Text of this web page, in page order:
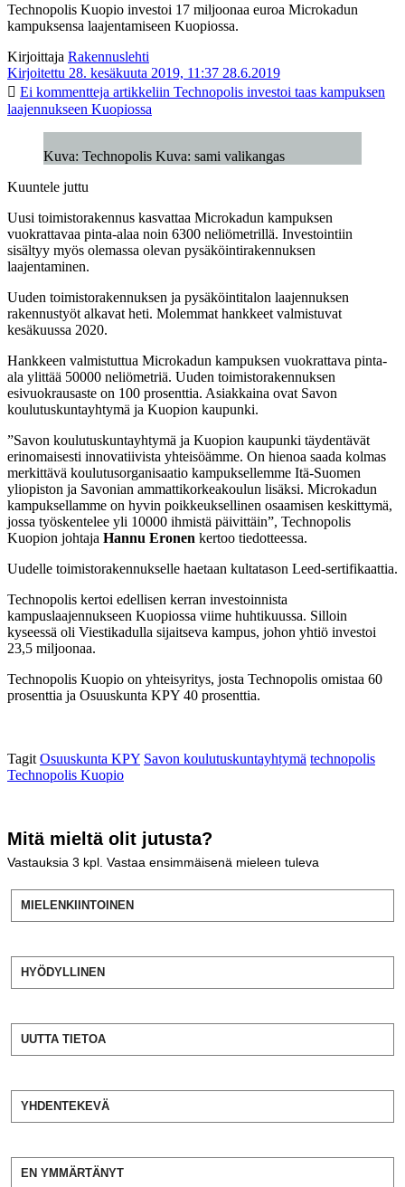
Technopolis Kuopio investoi 17 miljoonaa euroa Microkadun
kampuksensa laajentamiseen Kuopiossa.
Kirjoittaja Rakennuslehti
Kirjoitettu 28. kesäkuuta 2019, 11:37 28.6.2019
Ei kommentteja artikkeliin Technopolis investoi taas kampuksen
laajennukseen Kuopiossa
Kuva: Technopolis Kuva: sami valikangas
Kuuntele juttu
Uusi toimistorakennus kasvattaa Microkadun kampuksen
vuokrattavaa pinta-alaa noin 6300 neliömetrillä. Investointiin
sisältyy myös olemassa olevan pysäköintirakennuksen
laajentaminen.
Uuden toimistorakennuksen ja pysäköintitalon laajennuksen
rakennustyöt alkavat heti. Molemmat hankkeet valmistuvat
kesäkuussa 2020.
Hankkeen valmistuttua Microkadun kampuksen vuokrattava pinta-
ala ylittää 50000 neliömetriä. Uuden toimistorakennuksen
esivuokrausaste on 100 prosenttia. Asiakkaina ovat Savon
koulutuskuntayhtymä ja Kuopion kaupunki.
”Savon koulutuskuntayhtymä ja Kuopion kaupunki täydentävät
erinomaisesti innovatiivista yhteisöämme. On hienoa saada kolmas
merkittävä koulutusorganisaatio kampuksellemme Itä-Suomen
yliopiston ja Savonian ammattikorkeakoulun lisäksi. Microkadun
kampuksellamme on hyvin poikkeuksellinen osaamisen keskittymä,
jossa työskentelee yli 10000 ihmistä päivittäin”, Technopolis
Kuopion johtaja Hannu Eronen kertoo tiedotteessa.
Uudelle toimistorakennukselle haetaan kultatason Leed-sertifikaattia.
Technopolis kertoi edellisen kerran investoinnista
kampuslaajennukseen Kuopiossa viime huhtikuussa. Silloin
kyseessä oli Viestikadulla sijaitseva kampus, johon yhtiö investoi
23,5 miljoonaa.
Technopolis Kuopio on yhteisyritys, josta Technopolis omistaa 60
prosenttia ja Osuuskunta KPY 40 prosenttia.
Tagit Osuuskunta KPY Savon koulutuskuntayhtymä technopolis
Technopolis Kuopio
Mitä mieltä olit jutusta?
Vastauksia 3 kpl. Vastaa ensimmäisenä mieleen tuleva
MIELENKIINTOINEN
HYÖDYLLINEN
UUTTA TIETOA
YHDENTEKEVÄ
EN YMMÄRTÄNYT